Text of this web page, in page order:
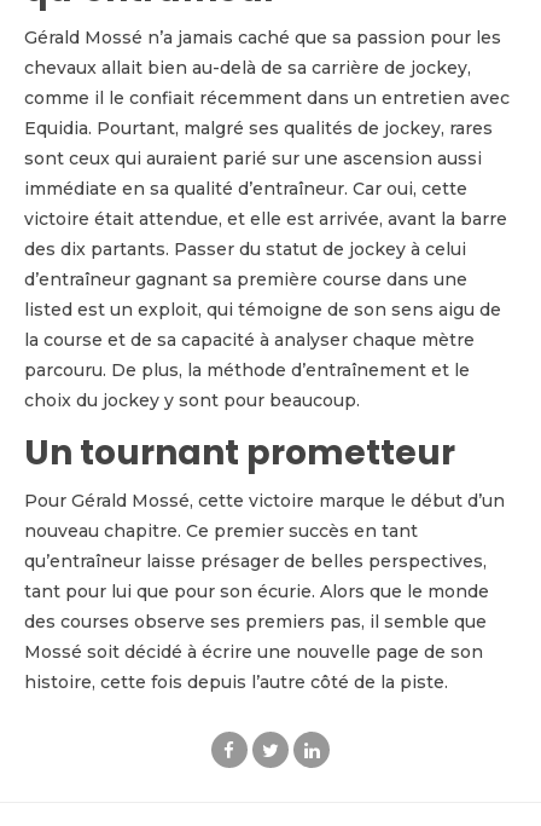
Gérald Mossé n’a jamais caché que sa passion pour les
chevaux allait bien au-delà de sa carrière de jockey,
comme il le confiait récemment dans un entretien avec
Equidia. Pourtant, malgré ses qualités de jockey, rares
sont ceux qui auraient parié sur une ascension aussi
immédiate en sa qualité d’entraîneur. Car oui, cette
victoire était attendue, et elle est arrivée, avant la barre
des dix partants. Passer du statut de jockey à celui
d’entraîneur gagnant sa première course dans une
listed est un exploit, qui témoigne de son sens aigu de
la course et de sa capacité à analyser chaque mètre
parcouru. De plus, la méthode d’entraînement et le
choix du jockey y sont pour beaucoup.
Un tournant prometteur
Pour Gérald Mossé, cette victoire marque le début d’un
nouveau chapitre. Ce premier succès en tant
qu’entraîneur laisse présager de belles perspectives,
tant pour lui que pour son écurie. Alors que le monde
des courses observe ses premiers pas, il semble que
Mossé soit décidé à écrire une nouvelle page de son
histoire, cette fois depuis l’autre côté de la piste.